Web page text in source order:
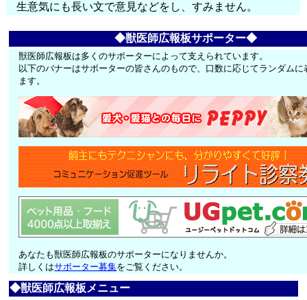
生意気にも長い文で意見などをし、すみません。
◆獣医師広報板サポーター◆
獣医師広報板は多くのサポーターによって支えられています。
以下のバナーはサポーターの皆さんのもので、口数に応じてランダムに
ます。
あなたも獣医師広報板のサポーターになりませんか。
詳しくはサポーター募集をご覧ください。
◆獣医師広報板メニュー